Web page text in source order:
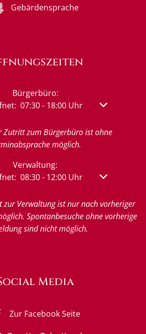
Gebärdensprache
Bürgerbüro:
weitere Öffnungs- oder
07:30- 18:00Uhr Von 07:30
Zutritt zum Bürgerbüro ist ohne
möglich.
Verwaltung:
weitere Öffnungs- oder
08:30- 12:00Uhr Von 08:30
zur Verwaltung ist nur nach vorheriger
Spontanbesuche ohne vorherige
sind nicht möglich.
Media
Zur Facebook Seite